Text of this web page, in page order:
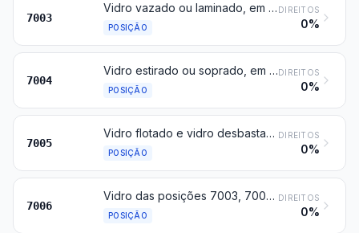
7003
Vidro vazado ou laminado, em chapas, folhas ou perfis, mesmo com camada absorvente, refletora ou não, mas não trabalhado de outro modo
POSIÇÃO
DIREITOS
0%
7004
Vidro estirado ou soprado, em folhas, mesmo com camada absorvente, refletora ou não, mas não trabalhado de outro modo
POSIÇÃO
DIREITOS
0%
7005
Vidro flotado e vidro desbastado ou polido numa ou em ambas as faces, em chapas ou em folhas, mesmo com camada absorvente, refletora ou não, mas não trabalhado de outro modo
POSIÇÃO
DIREITOS
0%
7006
Vidro das posições 7003, 7004 ou 7005, recurvado, biselado, gravado, brocado, esmaltado ou trabalhado de outro modo, mas não emoldurado nem associado a outras matérias
POSIÇÃO
DIREITOS
0%